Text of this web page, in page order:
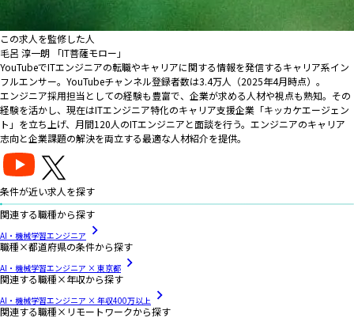
この求人を監修した人
毛呂 淳一朗 「IT菩薩モロー」
YouTubeでITエンジニアの転職やキャリアに関する情報を発信するキャリア系イン
フルエンサー。YouTubeチャンネル登録者数は3.4万人（2025年4月時点）。
エンジニア採用担当としての経験も豊富で、企業が求める人材や視点も熟知。その
経験を活かし、現在はITエンジニア特化のキャリア支援企業「キッカケエージェン
ト」を立ち上げ、月間120人のITエンジニアと面談を行う。エンジニアのキャリア
志向と企業課題の解決を両立する最適な人材紹介を提供。
条件が近い求人を探す
関連する職種から探す
AI・機械学習エンジニア
職種×都道府県の条件から探す
AI・機械学習エンジニア × 東京都
関連する職種×年収から探す
AI・機械学習エンジニア × 年収400万以上
関連する職種×リモートワークから探す